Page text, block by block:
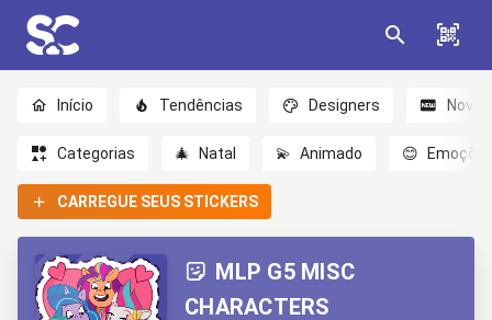
Início Tendências Designers Novo
Categorias 🎄 Natal 💫 Animado 😊
CARREGUE SEUS STICKERS
MLP G5 MISC
CHARACTERS